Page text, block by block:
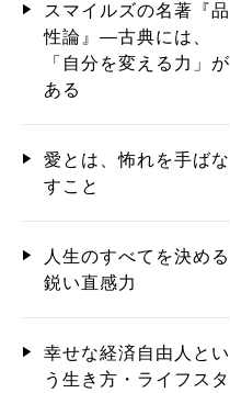
スマイルズの名著『品
性論』―古典には、
「自分を変える力」が
ある
愛とは、怖れを手ばな
すこと
人生のすべてを決める
鋭い直感力
幸せな経済自由人とい
う生き方・ライフスタ